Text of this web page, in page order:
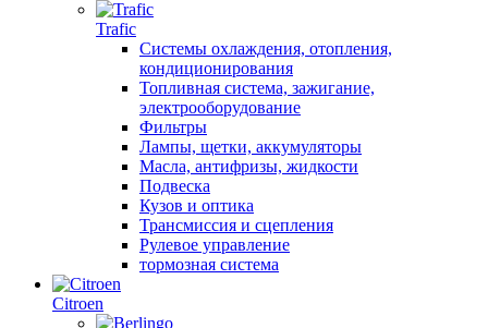
Trafic
Системы охлаждения, отопления,
кондиционирования
Топливная система, зажигание,
электрооборудование
Фильтры
Лампы, щетки, аккумуляторы
Масла, антифризы, жидкости
Подвеска
Кузов и оптика
Трансмиссия и сцепления
Рулевое управление
тормозная система
Citroen